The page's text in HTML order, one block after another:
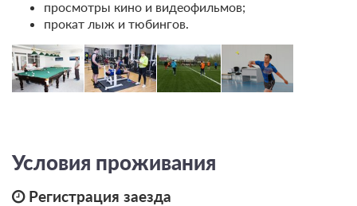
просмотры кино и видеофильмов;
прокат лыж и тюбингов.
Условия проживания
Регистрация заезда